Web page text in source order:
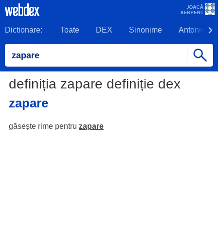
Dictionare: Toate DEX Sinonime Antonime
definiția zapare definiție dex
zapare
găsește rime pentru zapare